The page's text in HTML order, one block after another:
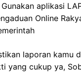
Gunakan aplikasi
Online
laporan kamu
yang cukup ya,